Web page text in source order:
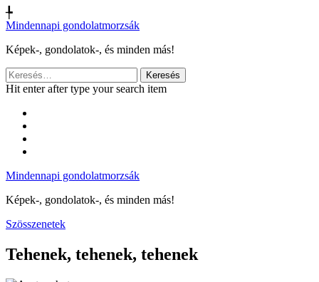
╄
Mindennapi gondolatmorzsák
Képek-, gondolatok-, és minden más!
Keresés:
Hit enter after type your search item
Mindennapi gondolatmorzsák
Képek-, gondolatok-, és minden más!
Szösszenetek
Tehenek, tehenek, tehenek